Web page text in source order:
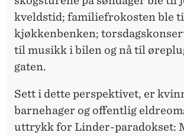
kveldstid; familiefrokosten ble
kjøkkenbenken;
til musikk i bilen og nå til
gaten.
Sett i dette perspektivet, er
barnehager og offentlig
uttrykk for Linder-paradokset: